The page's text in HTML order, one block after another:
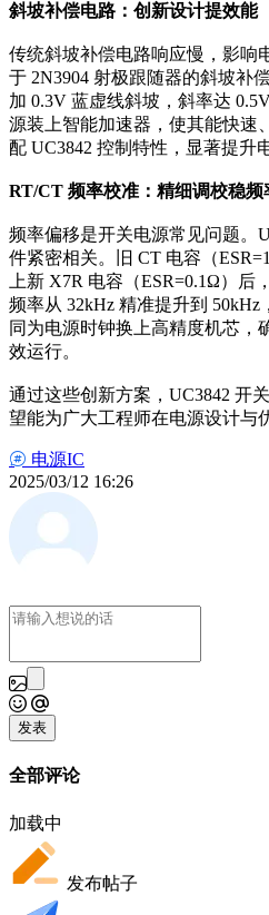
斜坡补偿电路：创新设计提效能
传统斜坡补偿电路响应慢，影响
于 2N3904 射极跟随器的斜坡补
加 0.3V 蓝虚线斜坡，斜率达
源装上智能加速器，使其能快速
配 UC3842 控制特性，显著提升
RT/CT 频率校准：精细调校稳频
频率偏移是开关电源常见问题。
件紧密相关。旧 CT 电容（
上新 X7R 电容（ESR=0.1Ω）后
频率从 32kHz 精准提升到 50kHz
同为电源时钟换上高精度机芯，
效运行。
通过这些创新方案，UC3842 开
望能为广大工程师在电源设计与
电源IC
2025/03/12 16:26
发表
全部评论
加载中
发布帖子